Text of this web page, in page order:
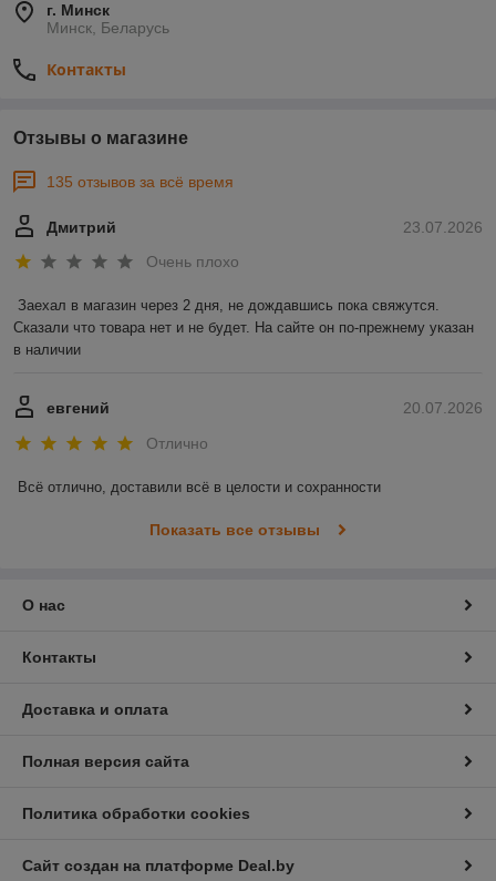
г. Минск
Минск, Беларусь
Контакты
Отзывы о магазине
135 отзывов за всё время
23.07.2026
Дмитрий
Очень плохо
Заехал в магазин через 2 дня, не дождавшись пока свяжутся.
Сказали что товара нет и не будет. На сайте он по-прежнему указан
в наличии
20.07.2026
евгений
Отлично
Всё отлично, доставили всё в целости и сохранности
Показать все отзывы
О нас
Контакты
Доставка и оплата
Полная версия сайта
Политика обработки cookies
Сайт создан на платформе Deal.by